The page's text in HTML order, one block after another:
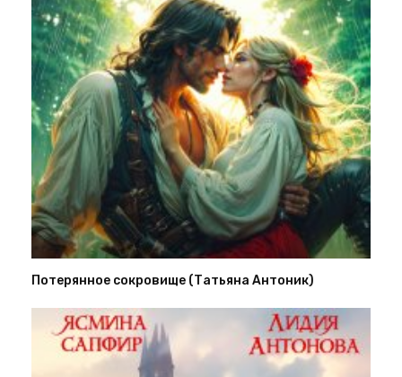
Потерянное сокровище (Татьяна Антоник)